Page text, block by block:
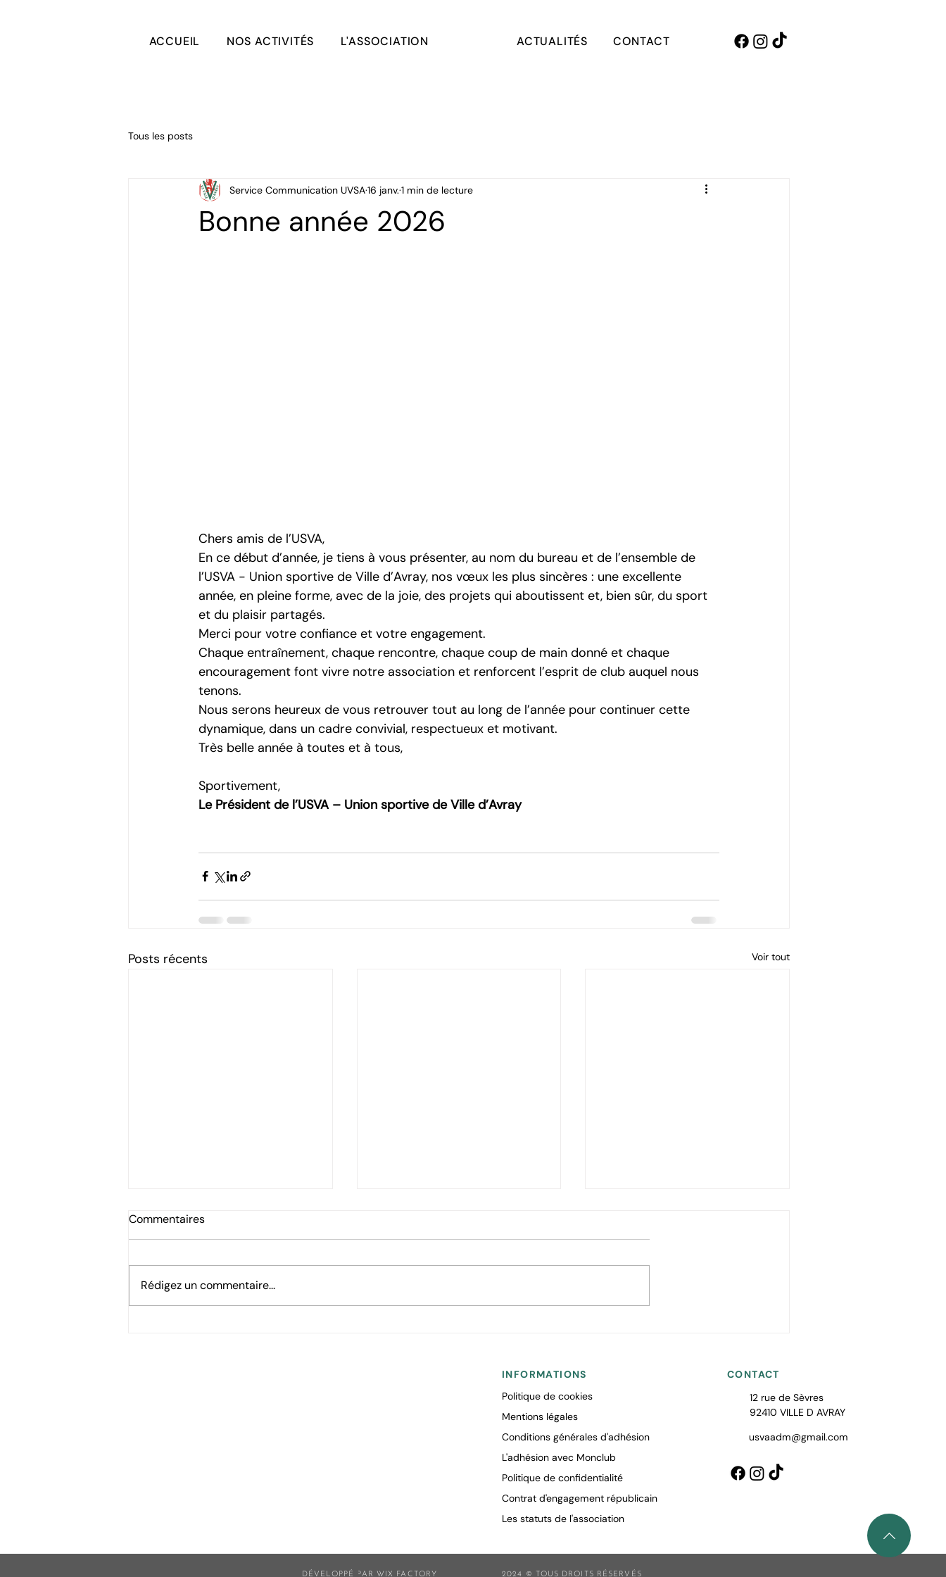
ACCUEIL NOS ACTIVITÉS L'ASSOCIATION ACTUALITÉS CONTACT
Tous les posts
Bonne année 2026
Service Communication UVSA16 janv. 1 min de lecture
Chers amis de l’USVA,
En ce début d’année, je tiens à vous présenter, au nom du bureau et de l’ensemble de
l’USVA - Union sportive de Ville d’Avray, nos vœux les plus sincères : une excellente
année, en pleine forme, avec de la joie, des projets qui aboutissent et, bien sûr, du sport
et du plaisir partagés.
Merci pour votre confiance et votre engagement.
Chaque entraînement, chaque rencontre, chaque coup de main donné et chaque
encouragement font vivre notre association et renforcent l’esprit de club auquel nous
tenons.
Nous serons heureux de vous retrouver tout au long de l’année pour continuer cette
dynamique, dans un cadre convivial, respectueux et motivant.
Très belle année à toutes et à tous,
Sportivement,
Le Président de l’USVA – Union sportive de Ville d’Avray
Posts récents Voir tout
Commentaires
Rédigez un commentaire...
INFORMATIONS
Politique de cookies
Mentions légales
Conditions générales d'adhésion
L'adhésion avec Monclub
Politique de confidentialité
Contrat d'engagement républicain
Les statuts de l'association
CONTACT
12 rue de Sèvres
92410 VILLE D AVRAY
usvaadm@gmail.com
DÉVELOPPÉ PAR WIX FACTORY 2024 © TOUS DROITS RÉSERVÉS